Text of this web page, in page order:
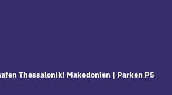
Thessaloniki Makedonien | Parken P5